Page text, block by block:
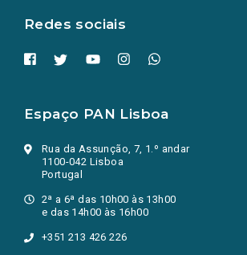
Redes sociais
Espaço PAN Lisboa
Rua da Assunção, 7, 1.º andar
1100-042 Lisboa
Portugal
2ª a 6ª das 10h00 às 13h00
e das 14h00 às 16h00
+351 213 426 226